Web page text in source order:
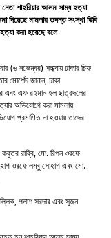
নেতা শাহরিয়ার আলম সাম্য হত্যা
মামলার তদন্ত সংস্থা ডিবি
করা হয়েছে বলে
(৬ নভেম্বর) সন্ধ্যায় ঢাকার চিফ
জানান, ঢাকা
এবং এফ রহমান হল ছাত্রদলের
অভিযোগে করা মামলায়
প্রমাণিত না হওয়ায় তাদের
রাব্বি, মো. রিপন ওরফে
ওরফে লম্বু সোহাগ এবং মো.
পলাশ সরদার এবং সুজন